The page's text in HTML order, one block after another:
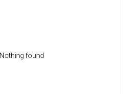
Nothing found